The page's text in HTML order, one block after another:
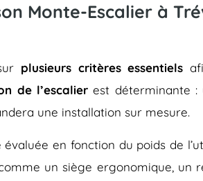
Monte-Escalier à
plusieurs critères essentiels
de l’escalier est déterminante :
une installation sur mesure.
en fonction du poids de
un siège ergonomique, un